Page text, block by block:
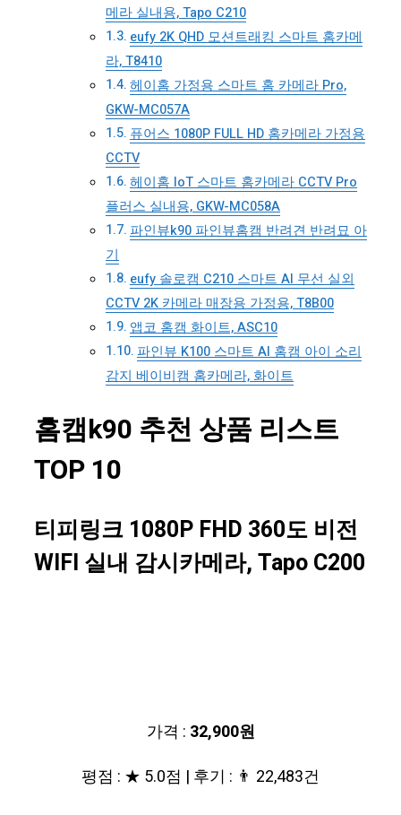
메라 실내용, Tapo C210
eufy 2K QHD 모션트래킹 스마트 홈카메
라, T8410
헤이홈 가정용 스마트 홈 카메라 Pro,
GKW-MC057A
퓨어스 1080P FULL HD 홈카메라 가정용
CCTV
헤이홈 IoT 스마트 홈카메라 CCTV Pro
플러스 실내용, GKW-MC058A
파인뷰k90 파인뷰홈캠 반려견 반려묘 아
기
eufy 솔로캠 C210 스마트 AI 무선 실외
CCTV 2K 카메라 매장용 가정용, T8B00
앱코 홈캠 화이트, ASC10
파인뷰 K100 스마트 AI 홈캠 아이 소리
감지 베이비캠 홈카메라, 화이트
홈캠k90 추천 상품 리스트
TOP 10
티피링크 1080P FHD 360도 비전
WIFI 실내 감시카메라, Tapo C200
가격 : 32,900원
평점 : ★ 5.0점 | 후기 : 👨‍‍ 22,483건